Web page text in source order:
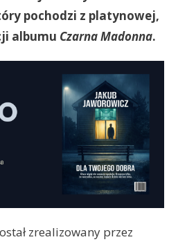
pochodzi z platynowej,
albumu Czarna Madonna.
zrealizowany przez